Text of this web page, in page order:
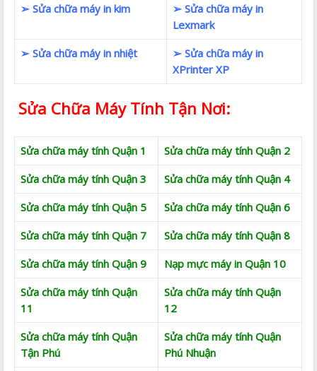
➢ Sửa chữa máy in kim
➢ Sửa chữa máy in
Lexmark
➢ Sửa chữa máy in nhiệt
➢ Sửa chữa máy in
XPrinter XP
Sửa Chữa Máy Tính Tận Nơi:
Sửa chữa máy tính Quận 1
Sửa chữa máy tính Quận 2
Sửa chữa máy tính Quận 3
Sửa chữa máy tính Quận 4
Sửa chữa máy tính Quận 5
Sửa chữa máy tính Quận 6
Sửa chữa máy tính Quận 7
Sửa chữa máy tính Quận 8
Sửa chữa máy tính Quận 9
Nạp mực máy in Quận 10
Sửa chữa máy tính Quận
11
Sửa chữa máy tính Quận
12
Sửa chữa máy tính Quận
Tận Phú
Sửa chữa máy tính Quận
Phú Nhuận